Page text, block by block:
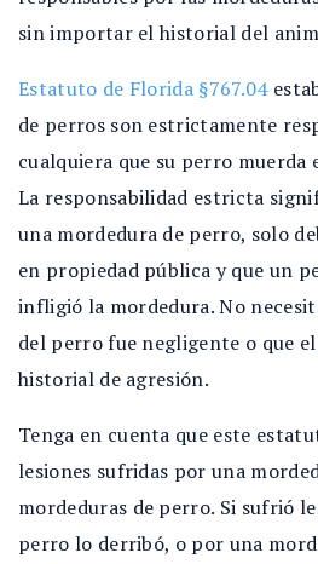
sin importar el historial del
Estatuto de Florida §767.04
de perros son estrictamente
cualquiera que su perro muerda
La responsabilidad estricta
una mordedura de perro, solo
en propiedad pública y que un
infligió la mordedura. No
del perro fue negligente o que
historial de agresión.
Tenga en cuenta que este
lesiones sufridas por una
mordeduras de perro. Si sufrió
perro lo derribó, o por una